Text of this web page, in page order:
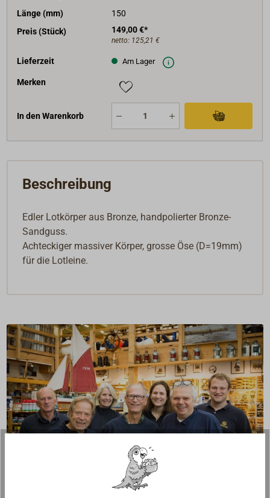
Länge (mm)
150
Preis (Stück)
149,00 €*
netto: 125,21 €
Lieferzeit Am Lager
Merken
In den Warenkorb
Beschreibung
Edler Lotkörper aus Bronze, handpolierter Bronze-
Sandguss.
Achteckiger massiver Körper, grosse Öse (D=19mm)
für die Lotleine.